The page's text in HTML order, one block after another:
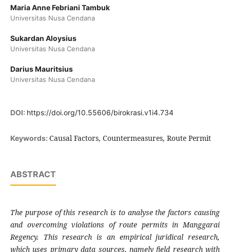
Maria Anne Febriani Tambuk
Universitas Nusa Cendana
Sukardan Aloysius
Universitas Nusa Cendana
Darius Mauritsius
Universitas Nusa Cendana
DOI: https://doi.org/10.55606/birokrasi.v1i4.734
Keywords: Causal Factors, Countermeasures, Route Permit
ABSTRACT
The purpose of this research is to analyse the factors causing
and overcoming violations of route permits in Manggarai
Regency. This research is an empirical juridical research,
which uses primary data sources, namely field research with